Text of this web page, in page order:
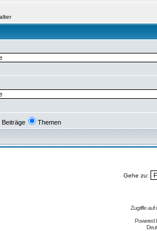
Beiträge Themen
Gehe zu:
Zugriffe auf
Powered